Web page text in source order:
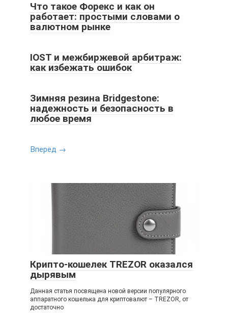
Что такое Форекс и как он
работает: простыми словами о
валютном рынке
IOST и межбиржевой арбитраж:
как избежать ошибок
Зимняя резина Bridgestone:
надежность и безопасность в
любое время
Вперед →
Крипто-кошелек TREZOR оказался
дырявым
Данная статья посвящена новой версии популярного
аппаратного кошелька для криптовалют – TREZOR, от
достаточно